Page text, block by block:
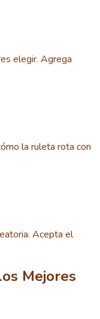
elegir. Agrega
la ruleta rota con
Acepta el
Mejores